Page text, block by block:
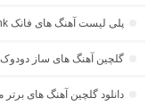
پلی لیست آهنگ های فانک Funk
گلچین آهنگ های ساز دودوک
دانلود گلچین آهنگ‌ های